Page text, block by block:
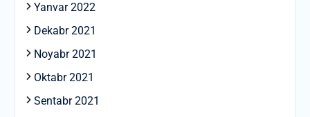
Yanvar 2022
Dekabr 2021
Noyabr 2021
Oktabr 2021
Sentabr 2021